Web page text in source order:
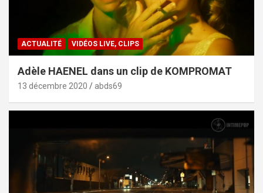
ACTUALITÉ VIDÉOS LIVE, CLIPS
Adèle HAENEL dans un clip de KOMPROMAT
13 décembre 2020 abds69